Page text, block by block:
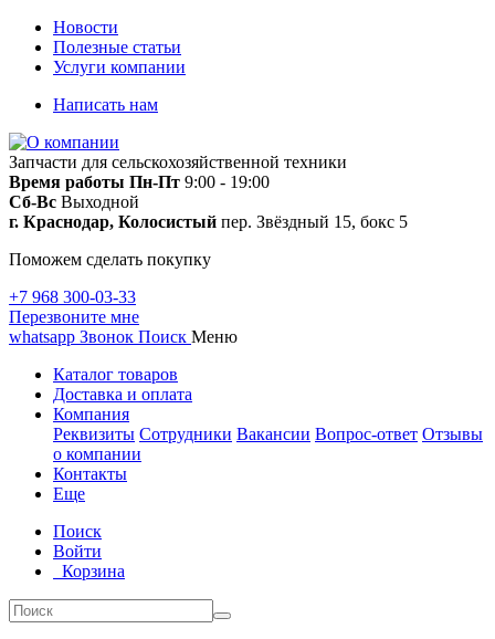
Новости
Полезные статьи
Услуги компании
Написать нам
Запчасти для сельскохозяйственной техники
Время работы Пн-Пт 9:00 - 19:00
Сб-Вс Выходной
г. Краснодар, Колосистый пер. Звёздный 15, бокс 5
Поможем сделать покупку
+7 968 300-03-33
Перезвоните мне
whatsapp Звонок Поиск Меню
Каталог товаров
Доставка и оплата
Компания
Реквизиты Сотрудники Вакансии Вопрос-ответ Отзывы
о компании
Контакты
Еще
Поиск
Войти
Корзина